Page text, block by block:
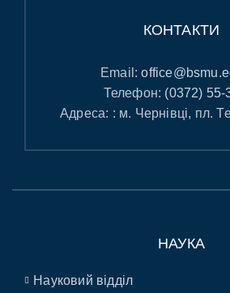
КОНТАКТИ
Email:
Телефон: (0372) 55-
Адреса: : м. Чернівці, пл.
НАУКА
Науковий відділ